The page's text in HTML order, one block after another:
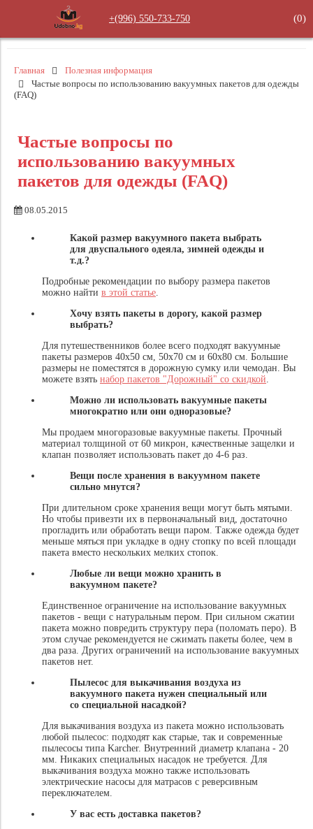
+(996) 550‑733‑750 (0)
Главная
Полезная информация
Частые вопросы по использованию вакуумных пакетов для одежды
(FAQ)
Частые вопросы по
использованию вакуумных
пакетов для одежды (FAQ)
08.05.2015
Какой размер вакуумного пакета выбрать
для двуспального одеяла, зимней одежды и
т.д.?
Подробные рекомендации по выбору размера пакетов
можно найти в этой статье.
Хочу взять пакеты в дорогу, какой размер
выбрать?
Для путешественников более всего подходят вакуумные
пакеты размеров 40х50 см, 50х70 см и 60х80 см. Большие
размеры не поместятся в дорожную сумку или чемодан. Вы
можете взять набор пакетов "Дорожный" со скидкой.
Можно ли использовать вакуумные пакеты
многократно или они одноразовые?
Мы продаем многоразовые вакуумные пакеты. Прочный
материал толщиной от 60 микрон, качественные защелки и
клапан позволяет использовать пакет до 4-6 раз.
Вещи после хранения в вакуумном пакете
сильно мнутся?
При длительном сроке хранения вещи могут быть мятыми.
Но чтобы привезти их в первоначальный вид, достаточно
прогладить или обработать вещи паром. Также одежда будет
меньше мяться при укладке в одну стопку по всей площади
пакета вместо нескольких мелких стопок.
Любые ли вещи можно хранить в
вакуумном пакете?
Единственное ограничение на использование вакуумных
пакетов - вещи с натуральным пером. При сильном сжатии
пакета можно повредить структуру пера (поломать перо). В
этом случае рекомендуется не сжимать пакеты более, чем в
два раза. Других ограничений на использование вакуумных
пакетов нет.
Пылесос для выкачивания воздуха из
вакуумного пакета нужен специальный или
со специальной насадкой?
Для выкачивания воздуха из пакета можно использовать
любой пылесос: подходят как старые, так и современные
пылесосы типа Karcher. Внутренний диаметр клапана - 20
мм. Никаких специальных насадок не требуется. Для
выкачивания воздуха можно также использовать
электрические насосы для матрасов с реверсивным
переключателем.
У вас есть доставка пакетов?